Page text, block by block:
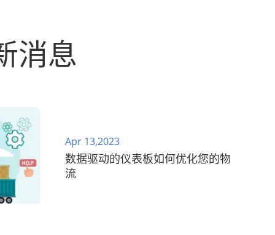
消息
Apr 13,2023
数据驱动的仪表板如何优化您的物
流